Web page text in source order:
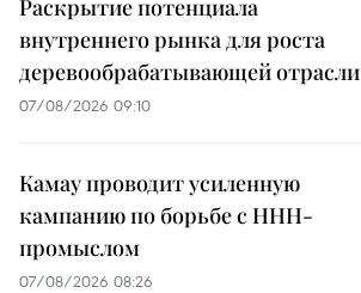
Раскрытие потенциала
внутреннего рынка для роста
деревообрабатывающей отрасли
07/08/2026 09:10
Камау проводит усиленную
кампанию по борьбе с ННН-
промыслом
07/08/2026 08:26